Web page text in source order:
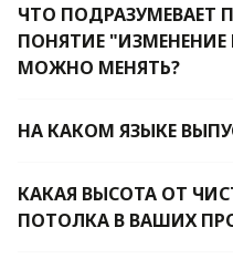
ЧТО ПОДРАЗУМЕВАЕТ
ПОНЯТИЕ "ИЗМЕНЕНИЕ
МОЖНО МЕНЯТЬ?
НА КАКОМ ЯЗЫКЕ
КАКАЯ ВЫСОТА ОТ
ПОТОЛКА В ВАШИХ